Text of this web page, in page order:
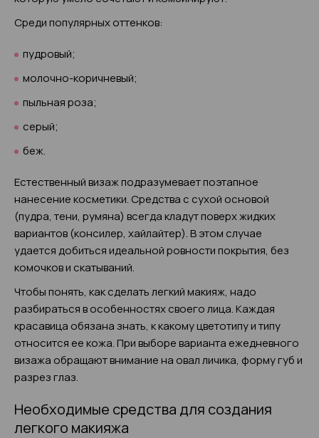
Среди популярных оттенков:
пудровый;
молочно-коричневый;
пыльная роза;
серый;
беж.
Естественный визаж подразумевает поэтапное
нанесение косметики. Средства с сухой основой
(пудра, тени, румяна) всегда кладут поверх жидких
вариантов (консилер, хайлайтер). В этом случае
удается добиться идеальной ровности покрытия, без
комочков и скатываний.
Чтобы понять, как сделать легкий макияж, надо
разбираться в особенностях своего лица. Каждая
красавица обязана знать, к какому цветотипу и типу
относится ее кожа. При выборе варианта ежедневного
визажа обращают внимание на овал личика, форму губ и
разрез глаз.
Необходимые средства для создания
легкого макияжа